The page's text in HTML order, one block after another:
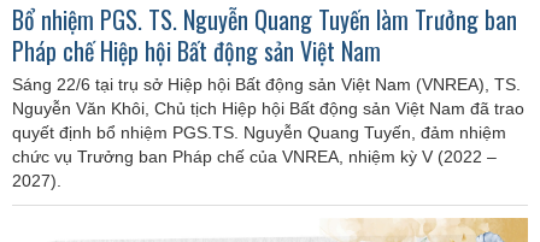
Bổ nhiệm PGS. TS. Nguyễn Quang Tuyến làm Trưởng ban
Pháp chế Hiệp hội Bất động sản Việt Nam
Sáng 22/6 tại trụ sở Hiệp hội Bất động sản Việt Nam (VNREA), TS.
Nguyễn Văn Khôi, Chủ tịch Hiệp hội Bất động sản Việt Nam đã trao
quyết định bổ nhiệm PGS.TS. Nguyễn Quang Tuyến, đảm nhiệm
chức vụ Trưởng ban Pháp chế của VNREA, nhiệm kỳ V (2022 –
2027).